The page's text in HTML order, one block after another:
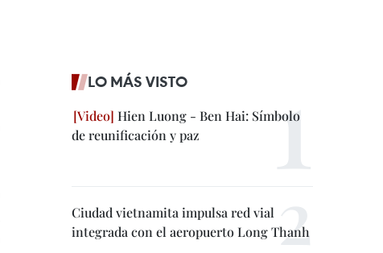
LO MÁS VISTO
Hien Luong - Ben Hai: Símbolo
de reunificación y paz
Ciudad vietnamita impulsa red vial
integrada con el aeropuerto Long Thanh